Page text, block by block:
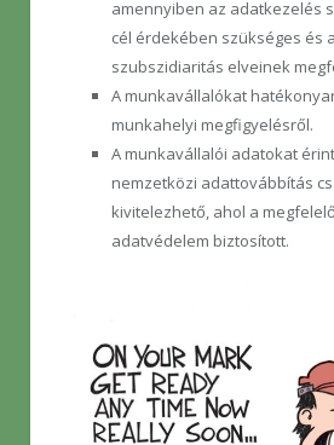
amennyiben az adatkezelés
cél érdekében szükséges és
szubszidiaritás elveinek
A munkavállalókat
munkahelyi megfigyelésről.
A munkavállalói adatokat
nemzetközi adattovábbítás
kivitelezhető, ahol a
adatvédelem biztosított.